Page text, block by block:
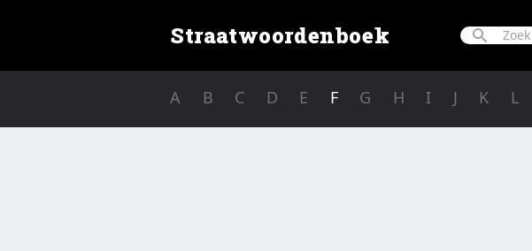
Straatwoordenboek
A B C D E F G H I J K L